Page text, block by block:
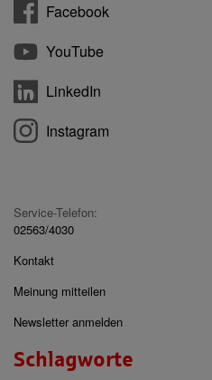
Facebook
YouTube
LinkedIn
Instagram
Service-Telefon:
02563/4030
Kontakt
Meinung mitteilen
Newsletter anmelden
Schlagworte